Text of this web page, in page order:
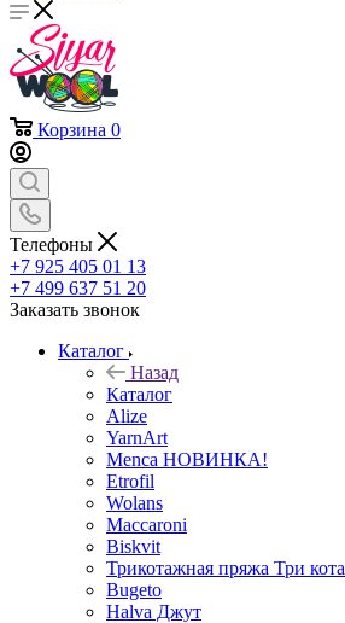
Корзина 0
Телефоны
+7 925 405 01 13
+7 499 637 51 20
Заказать звонок
Каталог
Назад
Каталог
Alize
YarnArt
Menca НОВИНКА!
Etrofil
Wolans
Maccaroni
Biskvit
Трикотажная пряжа Три кота
Bugeto
Halva Джут